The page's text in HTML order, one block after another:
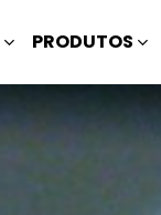
PRODUTOS